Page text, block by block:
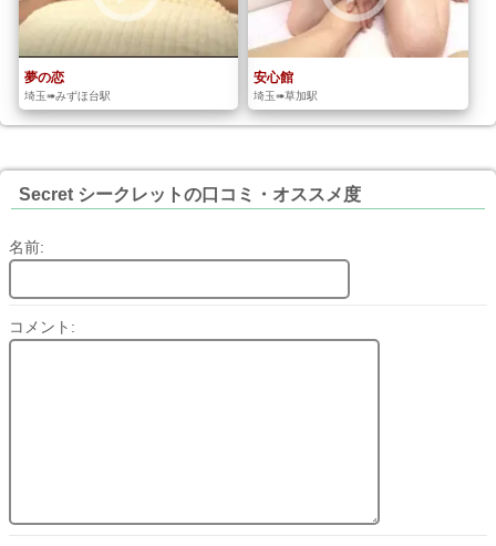
夢の恋
埼玉➠みずほ台駅
安心館
埼玉➠草加駅
Secret シークレットの口コミ・オススメ度
名前:
コメント: